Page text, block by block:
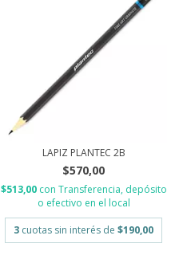
LAPIZ PLANTEC 2B
$570,00
$513,00 con Transferencia, depósito
o efectivo en el local
3 cuotas sin interés de $190,00